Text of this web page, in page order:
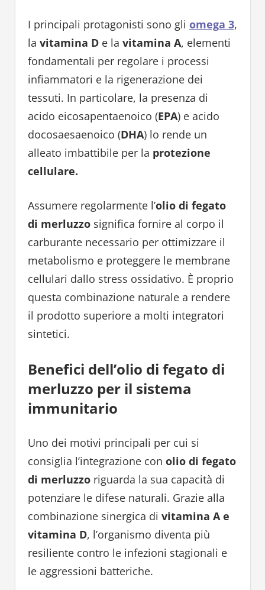
I principali protagonisti sono gli omega 3,
la vitamina De la vitamina A, elementi
fondamentali per regolare i processi
infiammatori e la rigenerazione dei
tessuti. In particolare, la presenza di
acido eicosapentaenoico (EPA) e acido
docosaesaenoico (DHA) lo rende un
alleato imbattibile per la protezione
cellulare.
Assumere regolarmente l’olio di fegato
di merluzzosignifica fornire al corpo il
carburante necessario per ottimizzare il
metabolismo e proteggere le membrane
cellulari dallo stress ossidativo. È proprio
questa combinazione naturale a rendere
il prodotto superiore a molti integratori
sintetici.
Benefici dell’olio di fegato di
merluzzo per il sistema
immunitario
Uno dei motivi principali per cui si
consiglia l’integrazione con olio di fegato
di merluzzoriguarda la sua capacità di
potenziare le difese naturali. Grazie alla
combinazione sinergica di vitamina A e
vitamina D, l’organismo diventa più
resiliente contro le infezioni stagionali e
le aggressioni batteriche.